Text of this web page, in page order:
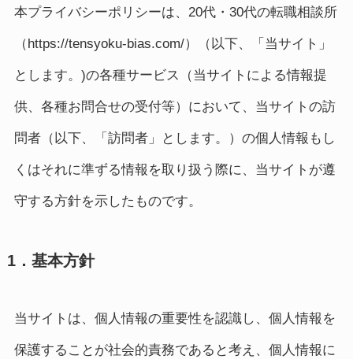
本プライバシーポリシーは、20代・30代の転職相談所
（https://tensyoku-bias.com/）（以下、「当サイト」
とします。)の各種サービス（当サイトによる情報提
供、各種お問合せの受付等）において、当サイトの訪
問者（以下、「訪問者」とします。）の個人情報もし
くはそれに準ずる情報を取り扱う際に、当サイトが遵
守する方針を示したものです。
1．基本方針
当サイトは、個人情報の重要性を認識し、個人情報を
保護することが社会的責務であると考え、個人情報に